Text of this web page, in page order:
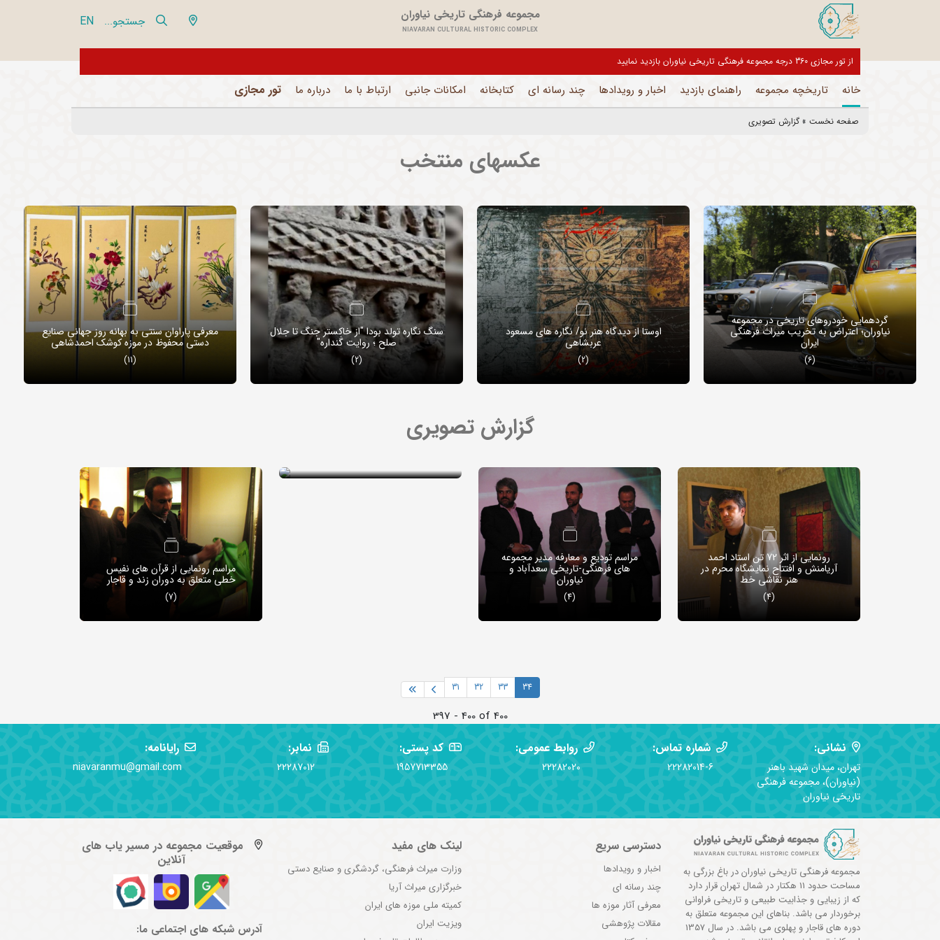
مجموعه فرهنگی تاریخی نیاوران
NIAVARAN CULTURAL HISTORIC COMPLEX جستجو... EN
بازدیدکنندگان از تور مجازی 360 درجه مجموعه فرهنگی تاریخی نیاوران بازدید نمایید
خانه تاریخچه مجموعه راهنمای بازدید اخبار و رویدادها چند رسانه ای کتابخانه امکانات جانبی ارتباط با ما درباره ما تور مجازی
صفحه نخست » گزارش تصویری
عکسهای منتخب
معرفی پاراوان سنتی به بهانه روز جهانی صنایع
دستی محفوظ در موزه کوشک احمدشاهی
(11)
سنگ نگاره تولد بودا "از خاکستر جنگ تا جلال
صلح ؛ روایت گَنداره"
(2)
اوستا از دیدگاه هنر نو/ نگاره های مسعود
عربشاهی
(2)
گردهمایی خودروهای تاریخی در مجموعه
نیاوران؛ اعتراض به تخریب میراث فرهنگی
ایران
(6)
گزارش تصویری
مراسم رونمایی از قرآن های نفیس
خطی متعلق به دوران زند و قاجار
(7)
افتتاح سیستم حفاظت الکترونیک
نوین مجموعه فرهنگی-تاریخی نیاوران
مراسم تودیع و معارفه مدیر مجموعه
های فرهنگی-تاریخی سعدآباد و
نیاوران
(4)
رونمایی از اثر 72 تن استاد احمد
آریامنش و افتتاح نمایشگاه محرم در
هنر نقاشی خط
(4)
31 32 33 34
397 - 400 of 400
نشانی:
تهران، میدان شهید باهنر
(نیاوران)، مجموعه فرهنگی
تاریخی نیاوران
شماره تماس:
22282014-6
روابط عمومی:
22282020
کد پستی:
1957713355
نمابر:
22287012
رایانامه:
niavaranmu@gmail.com
مجموعه فرهنگی تاریخی نیاوران در باغ بزرگی به
مساحت حدود 11 هکتار در شمال تهران قرار دارد
که از زیبایی و جذابیت طبیعی و تاریخی فراوانی
برخوردار می باشد. بناهای این مجموعه متعلق به
دوره های قاجار و پهلوی می باشد. در سال 1357
دسترسی سریع
اخبار و رویدادها
چند رسانه ای
معرفی آثار موزه ها
مقالات پژوهشی
لینک های مفید
وزارت میراث فرهنگی، گردشگری و صنایع دستی
خبرگزاری میراث آریا
کمیته ملی موزه های ایران
ویزیت ایران
موقعیت مجموعه در مسیر یاب های
آنلاین
آدرس شبکه های اجتماعی ما: